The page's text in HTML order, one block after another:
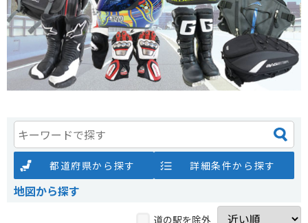
都道府県から探す 詳細条件から探す
地図から探す
道の駅を除外